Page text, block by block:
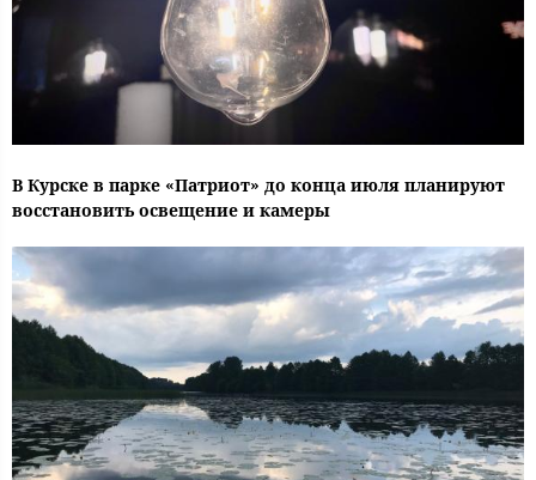
В Курске в парке «Патриот» до конца июля планируют
восстановить освещение и камеры